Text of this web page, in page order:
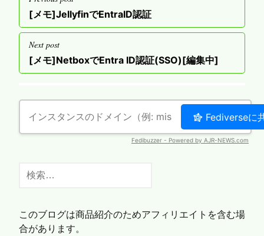
稿
ナ
ビ
ゲ
ー
ョ
ン
Previous
post
[メモ]JellyfinでEntraID認証
Next post
Next
post
[メモ]NetboxでEntra ID認証(SSO)[編集中]
索:
このブログは商品紹介のためアフィリエイトを含む場
合があります。